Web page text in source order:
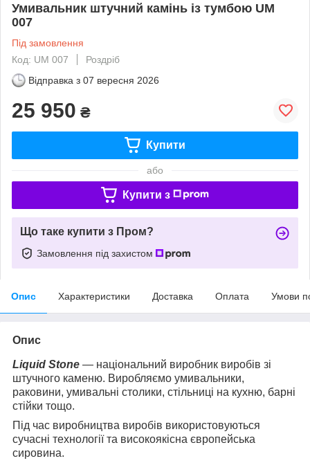
Умивальник штучний камінь із тумбою UM
007
Під замовлення
Код: UM 007
Роздріб
Відправка з 07 вересня 2026
25 950 ₴
Купити
або
Купити з
Що таке купити з Пром?
Замовлення під захистом
Опис Характеристики Доставка Оплата Умови
Опис
Liquid Stone — національний виробник виробів зі
штучного каменю. Виробляємо умивальники,
раковини, умивальні столики, стільниці на кухню, барні
стійки тощо.
Під час виробництва виробів використовуються
сучасні технології та високоякісна європейська
сировина.